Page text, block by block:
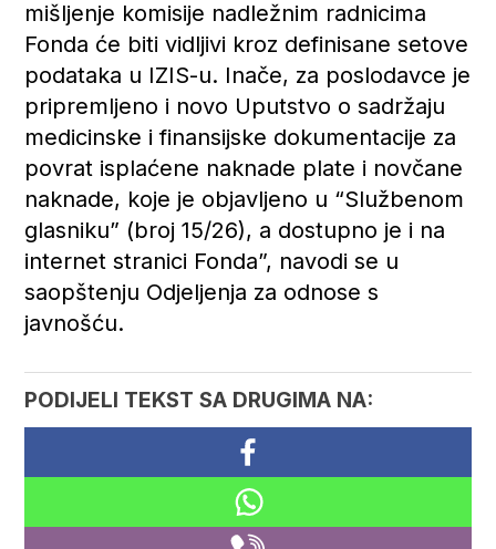
mišljenje komisije nadležnim radnicima
Fonda će biti vidljivi kroz definisane setove
podataka u IZIS-u. Inače, za poslodavce je
pripremljeno i novo Uputstvo o sadržaju
medicinske i finansijske dokumentacije za
povrat isplaćene naknade plate i novčane
naknade, koje je objavljeno u “Službenom
glasniku” (broj 15/26), a dostupno je i na
internet stranici Fonda”, navodi se u
saopštenju Odjeljenja za odnose s
javnošću.
PODIJELI TEKST SA DRUGIMA NA: